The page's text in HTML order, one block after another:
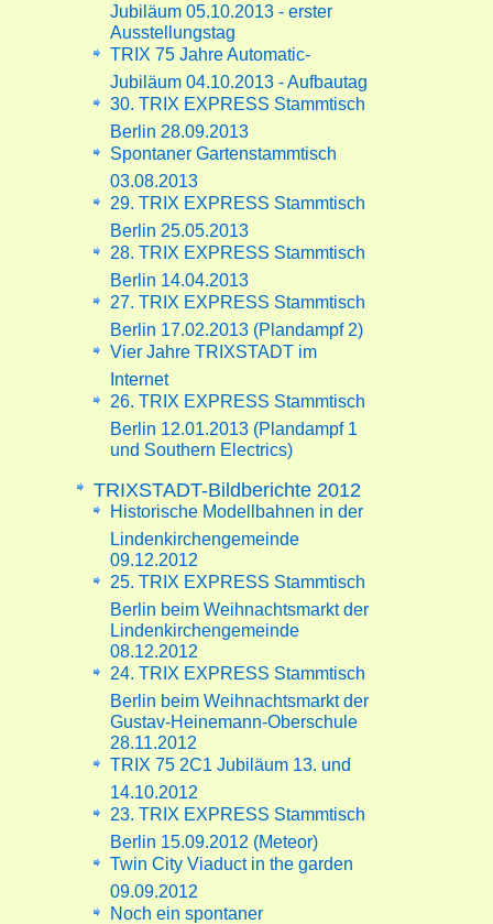
Jubiläum 05.10.2013 - erster
Ausstellungstag
TRIX 75 Jahre Automatic-
Jubiläum 04.10.2013 - Aufbautag
30. TRIX EXPRESS Stammtisch
Berlin 28.09.2013
Spontaner Gartenstammtisch
03.08.2013
29. TRIX EXPRESS Stammtisch
Berlin 25.05.2013
28. TRIX EXPRESS Stammtisch
Berlin 14.04.2013
27. TRIX EXPRESS Stammtisch
Berlin 17.02.2013 (Plandampf 2)
Vier Jahre TRIXSTADT im
Internet
26. TRIX EXPRESS Stammtisch
Berlin 12.01.2013 (Plandampf 1
und Southern Electrics)
TRIXSTADT-Bildberichte 2012
Historische Modellbahnen in der
Lindenkirchengemeinde
09.12.2012
25. TRIX EXPRESS Stammtisch
Berlin beim Weihnachtsmarkt der
Lindenkirchengemeinde
08.12.2012
24. TRIX EXPRESS Stammtisch
Berlin beim Weihnachtsmarkt der
Gustav-Heinemann-Oberschule
28.11.2012
TRIX 75 2C1 Jubiläum 13. und
14.10.2012
23. TRIX EXPRESS Stammtisch
Berlin 15.09.2012 (Meteor)
Twin City Viaduct in the garden
09.09.2012
Noch ein spontaner